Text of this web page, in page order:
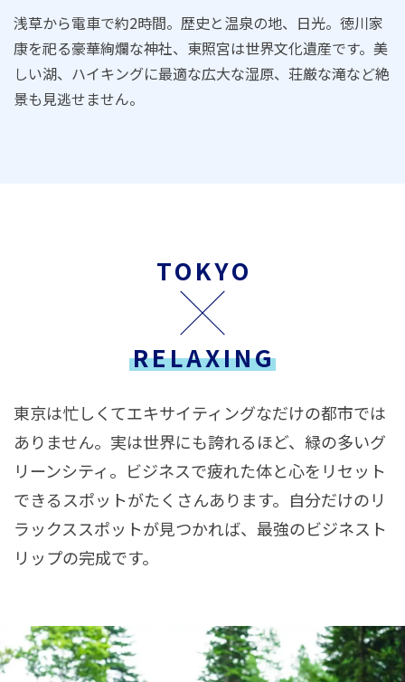
浅草から電車で約2時間。歴史と温泉の地、日光。徳川家
康を祀る豪華絢爛な神社、東照宮は世界文化遺産です。美
しい湖、ハイキングに最適な広大な湿原、荘厳な滝など絶
景も見逃せません。
TOKYO
RELAXING
東京は忙しくてエキサイティングなだけの都市では
ありません。実は世界にも誇れるほど、緑の多いグ
リーンシティ。ビジネスで疲れた体と心をリセット
できるスポットがたくさんあります。自分だけのリ
ラックススポットが見つかれば、最強のビジネスト
リップの完成です。